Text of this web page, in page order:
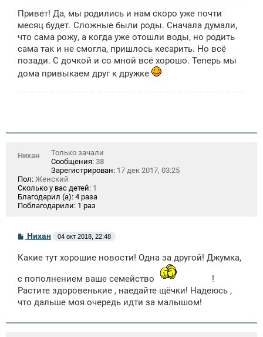
Привет! Да, мы родились и нам скоро уже почти
месяц будет. Сложные были роды. Сначала думали,
что сама рожу, а когда уже отошли воды, но родить
сама так и не смогла, пришлось кесарить. Но всё
позади. С дочкой и со мной всё хорошо. Теперь мы
дома привыкаем друг к дружке
Нихан
Только зачали
Сообщения: 38
Зарегистрирован: 17 дек 2017, 03:25
Пол: Женский
Сколько у вас детей: 1
Благодарил (а): 4 раза
Поблагодарили: 1 раз
С
о
б
е
н
и
е
Нихан 04 окт 2018, 22:48
Какие тут хорошие новости! Одна за другой! Джумка,
с пополнением ваше семейство
!
Растите здоровенькие , наедайте щёчки! Надеюсь ,
что дальше моя очередь идти за малышом!